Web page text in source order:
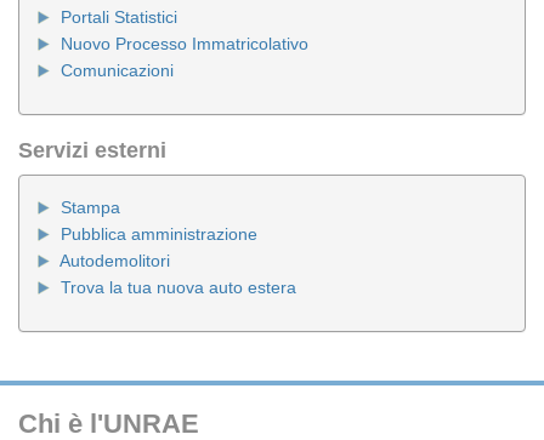
Portali Statistici
Nuovo Processo Immatricolativo
Comunicazioni
Servizi esterni
Stampa
Pubblica amministrazione
Autodemolitori
Trova la tua nuova auto estera
Chi è l'UNRAE